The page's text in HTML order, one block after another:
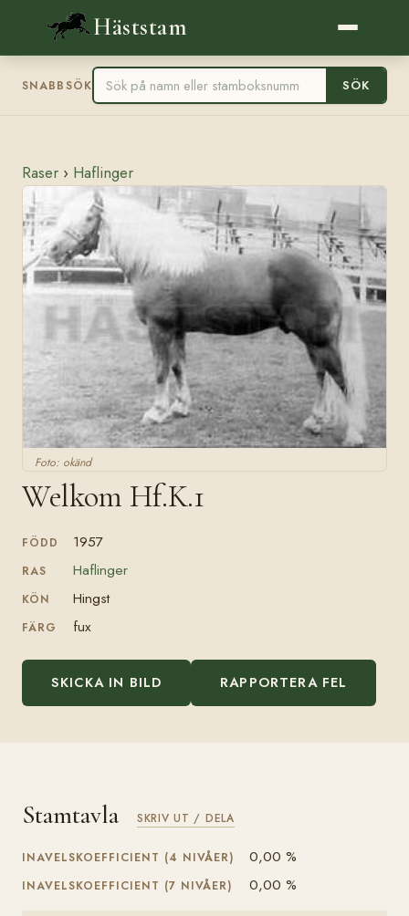
Häststam
SNABBSÖK SÖK
Raser › Haflinger
Foto: okänd
Welkom Hf.K.1
FÖDD 1957
RAS Haflinger
KÖN Hingst
FÄRG fux
SKICKA IN BILD RAPPORTERA FEL
Stamtavla SKRIV UT / DELA
INAVELSKOEFFICIENT (4 NIVÅER) 0,00 %
INAVELSKOEFFICIENT (7 NIVÅER) 0,00 %